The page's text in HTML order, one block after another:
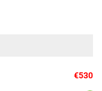
€530